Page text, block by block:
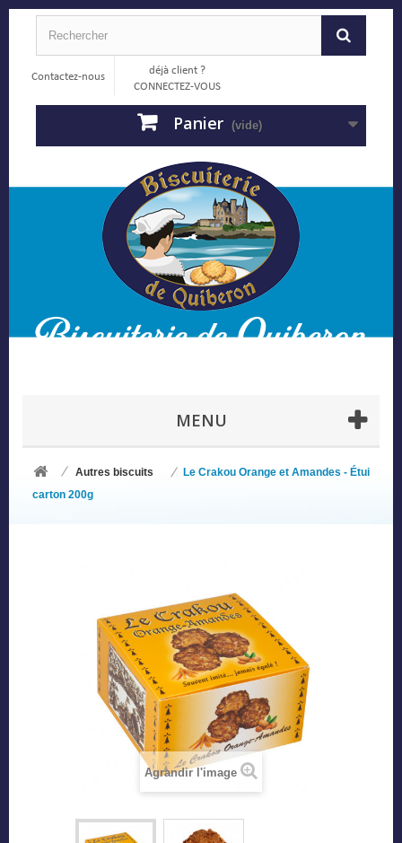
Contactez-nous
déjà client ?
CONNECTEZ-VOUS
Panier (vide)
MENU
Autres biscuits
Le Crakou Orange et Amandes - Étui
carton 200g
Agrandir l'image